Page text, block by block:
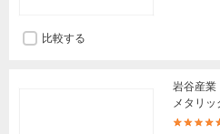
比較する
岩谷産
メタリ